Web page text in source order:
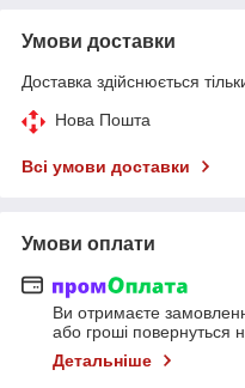
Умови доставки
Доставка здійснюється
Нова Пошта
Всі умови доставки
Умови оплати
Ви отримаєте
або гроші повернуться
Детальніше